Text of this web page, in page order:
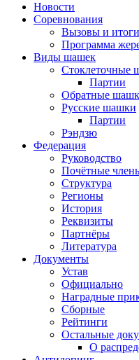
Новости
Соревнования
Вызовы и итоги
Программа
Виды шашек
Стоклеточные
Партии
Обратные
Русские шашки
Партии
Рэндзю
Федерация
Руководство
Почётные
Структура
Регионы
История
Реквизиты
Партнёры
Литература
Документы
Устав
Официально
Наградные
Сборные
Рейтинги
Остальные
О